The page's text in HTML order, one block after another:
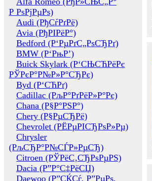
Р РѕРјРµРѕ)
Audi (РђСѓРґРё)
Avia (РђРІРёР°)
Bedford (Р‘РµРґС„РѕСЂРґ)
BMW (Р‘РњР’)
Buick Skylark (Р‘СЊСЋРёРє
РЎРєР°Р№Р»Р°СЂРє)
Byd (Р‘СЋРґ)
Cadillac (РљР°РґРёР»Р°Рє)
Chana (Р§Р°РЅР°)
Chery (Р§РµСЂРё)
Chevrolet (РЁРµРІСЂРѕР»Рµ)
Chrysler
(РљСЂР°Р№СЃР»РµСЂ)
Citroen (РЎРёС‚СЂРѕРµРЅ)
Dacia (Р”Р°С‡РёСЏ)
Daewoo (Р”СЌСѓ, Р”РµРѕ,